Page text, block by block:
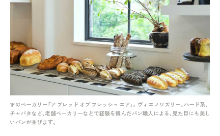
1Fのベーカリー「ア ブレッド オブ フレッシュ エア」。ヴィエノワズリー、ハード系、
チャバタなど、老舗ベーカリーなどで経験を積んだパン職人による、見た目にも美し
いパンが並びます。